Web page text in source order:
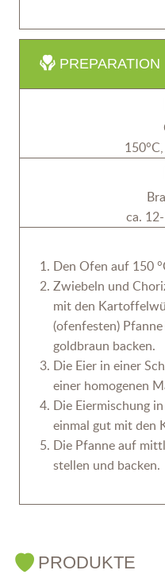
PREPARATION
ca.
Den Ofen auf 150
Zwiebeln und
mit den
(ofenfesten)
goldbraun backen.
Die Eier in einer
einer homogenen
Die Eiermischung
einmal gut mit den
Die Pfanne auf
stellen und backen.
PRODUKTE